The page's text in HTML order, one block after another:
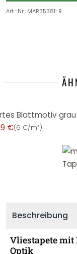
Art.-Nr.: MAR35381-R
Blattmotiv grau
€(6 €/m²)
Beschreibung
Vliestapete mit
Optik